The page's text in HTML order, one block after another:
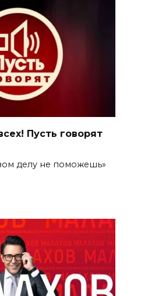
Пусть говорят
делу не поможешь»